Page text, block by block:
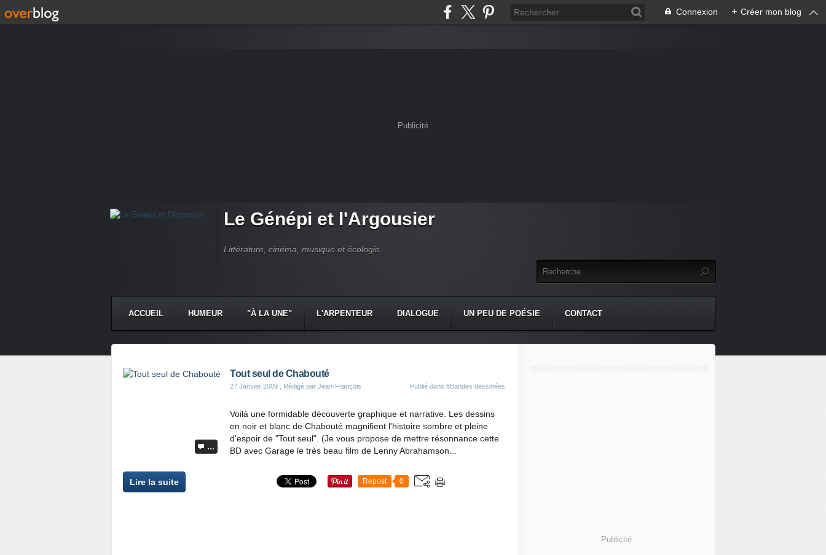
Connexion + Créer mon blog
Publicité
Le Génépi et l'Argousier
Littérature, cinéma, musique et écologie
ACCUEIL HUMEUR "À LA UNE" L'ARPENTEUR DIALOGUE UN PEU DE POÉSIE CONTACT
…
Tout seul de Chabouté
27 Janvier 2009 , Rédigé par Jean-François Publié dans #Bandes dessinées
Voilà une formidable découverte graphique et narrative. Les dessins
en noir et blanc de Chabouté magnifient l'histoire sombre et pleine
d'espoir de "Tout seul". (Je vous propose de mettre résonnance cette
BD avec Garage le très beau film de Lenny Abrahamson...
Lire la suite Repost 0
Publicité